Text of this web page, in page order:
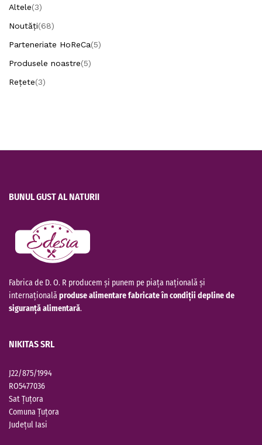
Altele(3)
Noutăți(68)
Parteneriate HoReCa(5)
Produsele noastre(5)
Rețete(3)
BUNUL GUST AL NATURII
Fabrica de D. O. R producem și punem pe piața națională și
internaționalăproduse alimentare fabricate în condiții depline de
siguranță alimentară.
NIKITAS SRL
J22/875/1994
RO5477036
Sat Țuțora
Comuna Țuțora
Județul Iasi